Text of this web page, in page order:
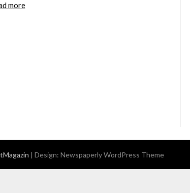
more
| Design: Newspaperly WordPress Theme